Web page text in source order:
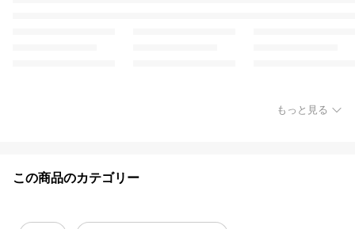
もっと見る
この商品のカテゴリー